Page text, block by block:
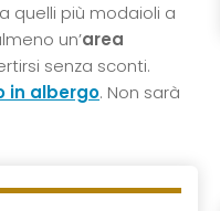
quelli più modaioli a
un’area
senza sconti.
in albergo. Non sarà